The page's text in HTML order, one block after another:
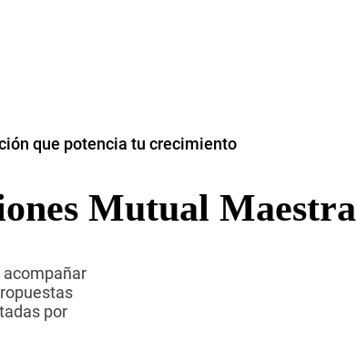
que potencia tu crecimiento
Mutual Maestra
acompañar
por